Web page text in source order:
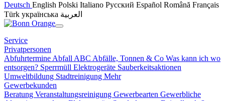
Deutsch English Polski Italiano Русский Español Română Français
Türk українська العربية
Service
Privatpersonen
Abfuhrtermine Abfall ABC Abfälle, Tonnen & Co Was kann ich wo
entsorgen? Sperrmüll Elektrogeräte Sauberkeitsaktionen
Umweltbildung Stadtreinigung Mehr
Gewerbekunden
Beratung Veranstaltungsreinigung Gewerbearten Gewerbliche